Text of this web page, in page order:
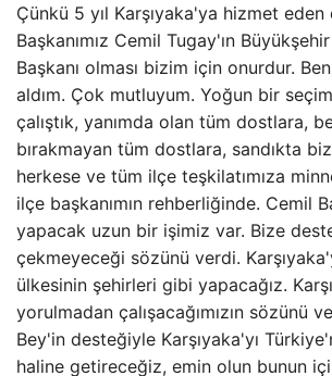
Çünkü 5 yıl Karşıyaka'ya hizmet
Başkanımız Cemil Tugay'ın
Başkanı olması bizim için onurdur.
aldım. Çok mutluyum. Yoğun bir
çalıştık, yanımda olan tüm dostlara,
bırakmayan tüm dostlara, sandıkta
herkese ve tüm ilçe teşkilatımıza
ilçe başkanımın rehberliğinde. Cemil
yapacak uzun bir işimiz var. Bize
çekmeyeceği sözünü verdi.
ülkesinin şehirleri gibi yapacağız.
yorulmadan çalışacağımızın sözünü
Bey'in desteğiyle Karşıyaka'yı
haline getireceğiz, emin olun bunun